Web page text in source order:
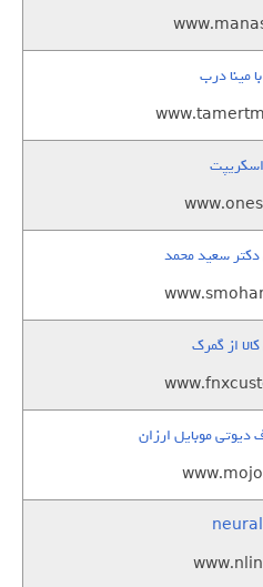
مینا درب
دکتر سعید محمد
از گمرک
دیوتی موبایل ارزان